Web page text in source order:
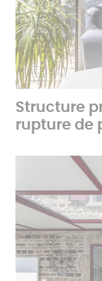
Structure
rupture de